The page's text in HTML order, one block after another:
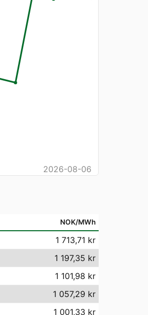
2026-08-06
NOK/MWh
1 713,71 kr
1 197,35 kr
1 101,98 kr
1 057,29 kr
1 001,33 kr